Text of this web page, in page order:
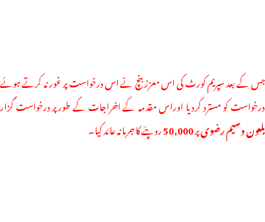
جس کے بعد سپریم کورٹ کی اس معزز بنچ نے اس درخواست پر غور نہ کرتے ہوئے
درخواست کو مسترد کردیا اوراس مقدمہ کے اخراجات کے طورپر درخواست گزار
ملعون وسیم رضویپر50,000روپئے کا جرمانہ عائد کیا۔